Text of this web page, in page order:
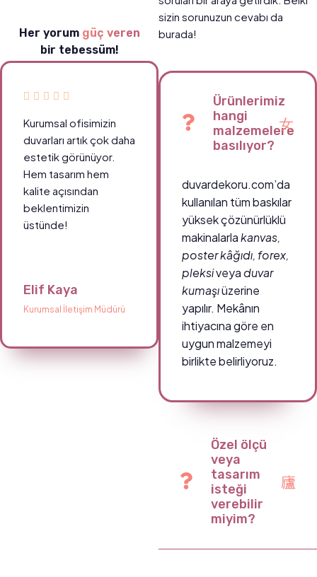
Her yorum güç veren
bir tebessüm!
Kurumsal ofisimizin
duvarları artık çok daha
estetik görünüyor.
Hem tasarım hem
kalite açısından
beklentimizin
üstünde!
Elif Kaya
Kurumsal İletişim Müdürü
sizin sorunuzun cevabı da
burada!
Ürünlerimiz
hangi
malzemelere
basılıyor?
duvardekoru.com’da
kullanılan tüm baskılar
yüksek çözünürlüklü
makinalarlakanvas,
poster kâğıdı, forex,
pleksiveya duvar
kumaşıüzerine
yapılır. Mekânın
ihtiyacına göre en
uygun malzemeyi
birlikte belirliyoruz.
Özel ölçü
veya
tasarım
isteği
verebilir
miyim?